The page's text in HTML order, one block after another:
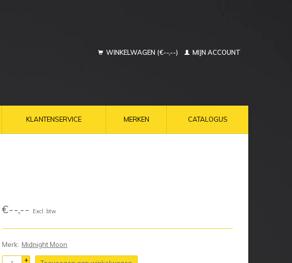
WINKELWAGEN (€--,--) MIJN ACCOUNT
KLANTENSERVICE MERKEN CATALOGUS
€--,-- Excl. btw
Merk: Midnight Moon
+